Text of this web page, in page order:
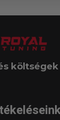
költségek